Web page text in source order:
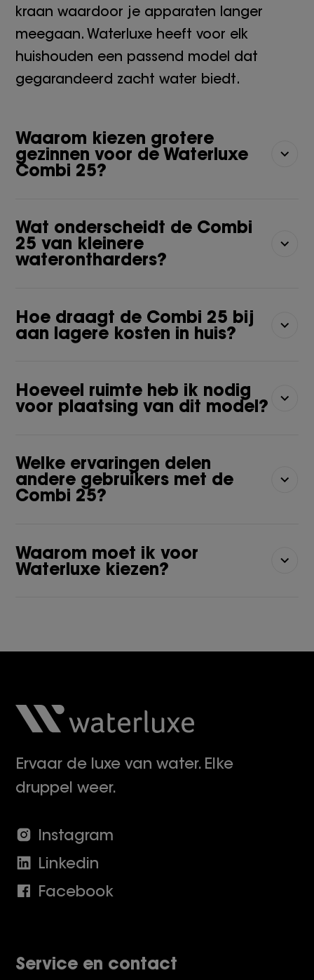
kraan waardoor je apparaten langer
meegaan. Waterluxe heeft voor elk
huishouden een passend model dat
gegarandeerd zacht water biedt.
Waarom kiezen grotere
gezinnen voor de Waterluxe
Combi 25?
Wat onderscheidt de Combi
25 van kleinere
waterontharders?
Hoe draagt de Combi 25 bij
aan lagere kosten in huis?
Hoeveel ruimte heb ik nodig
voor plaatsing van dit model?
Welke ervaringen delen
andere gebruikers met de
Combi 25?
Waarom moet ik voor
Waterluxe kiezen?
Ervaar de luxe van water. Elke
druppel weer.
Instagram
Linkedin
Facebook
Service en contact